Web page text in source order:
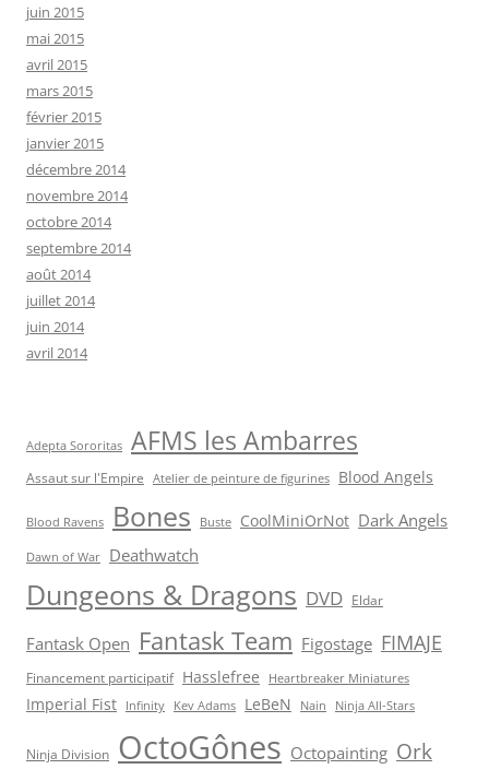
juin 2015
mai 2015
avril 2015
mars 2015
février 2015
janvier 2015
décembre 2014
novembre 2014
octobre 2014
septembre 2014
août 2014
juillet 2014
juin 2014
avril 2014
Adepta Sororitas AFMS les Ambarres
Assaut sur l'Empire Atelier de peinture de figurines Blood Angels
Blood Ravens Bones Buste CoolMiniOrNot Dark Angels
Dawn of War Deathwatch
Dungeons & Dragons DVD Eldar
Fantask Open Fantask Team Figostage FIMAJE
Financement participatif Hasslefree Heartbreaker Miniatures
Imperial Fist Infinity Kev Adams LeBeN Nain Ninja All-Stars
Ninja Division OctoGônes Octopainting Ork